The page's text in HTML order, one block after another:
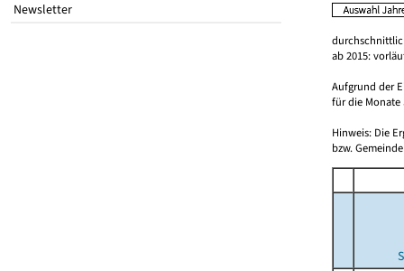
Newsletter
ab 2015:
Aufgrund der
für die Monate
Hinweis: Die
bzw.